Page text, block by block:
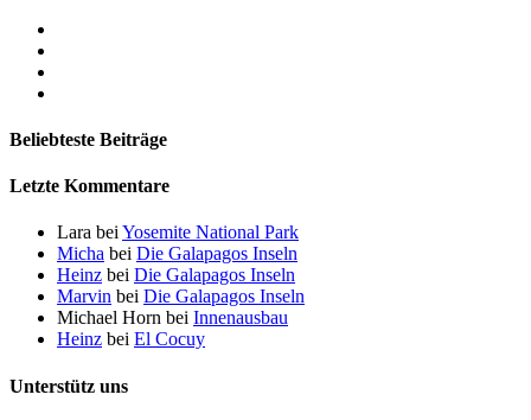
Beliebteste Beiträge
Letzte Kommentare
Lara bei Yosemite National Park
Micha bei Die Galapagos Inseln
Heinz bei Die Galapagos Inseln
Marvin bei Die Galapagos Inseln
Michael Horn bei Innenausbau
Heinz bei El Cocuy
Unterstütz uns